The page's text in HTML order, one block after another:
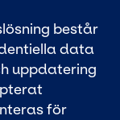
består
data
uppdatering
för